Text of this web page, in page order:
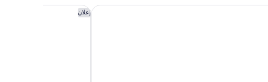
بلاس إعلان
لو ميريديان نيويورك،